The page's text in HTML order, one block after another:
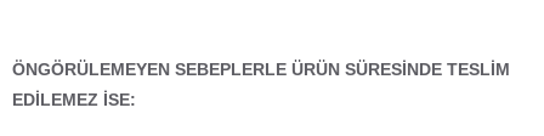
ÖNGÖRÜLEMEYEN SEBEPLERLE ÜRÜN SÜRESİNDE TESLİM
EDİLEMEZ İSE: